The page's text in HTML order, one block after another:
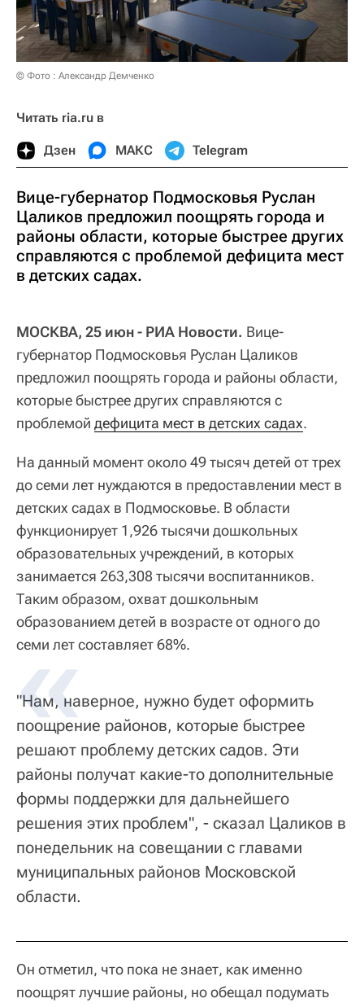
© Фото : Александр Демченко
Читать ria.ru в
Дзен МАКС Telegram
Вице-губернатор Подмосковья Руслан
Цаликов предложил поощрять города и
районы области, которые быстрее других
справляются с проблемой дефицита мест
в детских садах.
МОСКВА, 25 июн - РИА Новости. Вице-
губернатор Подмосковья Руслан Цаликов
предложил поощрять города и районы области,
которые быстрее других справляются с
проблемой дефицита мест в детских садах.
На данный момент около 49 тысяч детей от трех
до семи лет нуждаются в предоставлении мест в
детских садах в Подмосковье. В области
функционирует 1,926 тысячи дошкольных
образовательных учреждений, в которых
занимается 263,308 тысячи воспитанников.
Таким образом, охват дошкольным
образованием детей в возрасте от одного до
семи лет составляет 68%.
"Нам, наверное, нужно будет оформить
поощрение районов, которые быстрее
решают проблему детских садов. Эти
районы получат какие-то дополнительные
формы поддержки для дальнейшего
решения этих проблем", - сказал Цаликов в
понедельник на совещании с главами
муниципальных районов Московской
области.
Он отметил, что пока не знает, как именно
поощрят лучшие районы, но обещал подумать